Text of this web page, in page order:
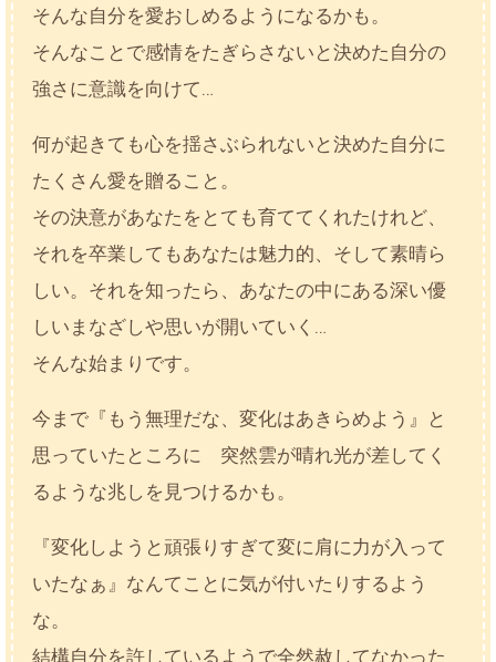
そんな自分を愛おしめるようになるかも。
そんなことで感情をたぎらさないと決めた自分の
強さに意識を向けて…
何が起きても心を揺さぶられないと決めた自分に
たくさん愛を贈ること。
その決意があなたをとても育ててくれたけれど、
それを卒業してもあなたは魅力的、そして素晴ら
しい。それを知ったら、あなたの中にある深い優
しいまなざしや思いが開いていく…
そんな始まりです。
今まで『もう無理だな、変化はあきらめよう』と
思っていたところに 突然雲が晴れ光が差してく
るような兆しを見つけるかも。
『変化しようと頑張りすぎて変に肩に力が入って
いたなぁ』なんてことに気が付いたりするよう
な。
結構自分を許しているようで全然赦してなかった